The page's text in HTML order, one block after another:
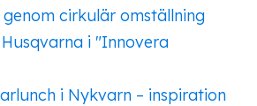
cirkulär omställning
i "Innovera
i Nykvarn – inspiration